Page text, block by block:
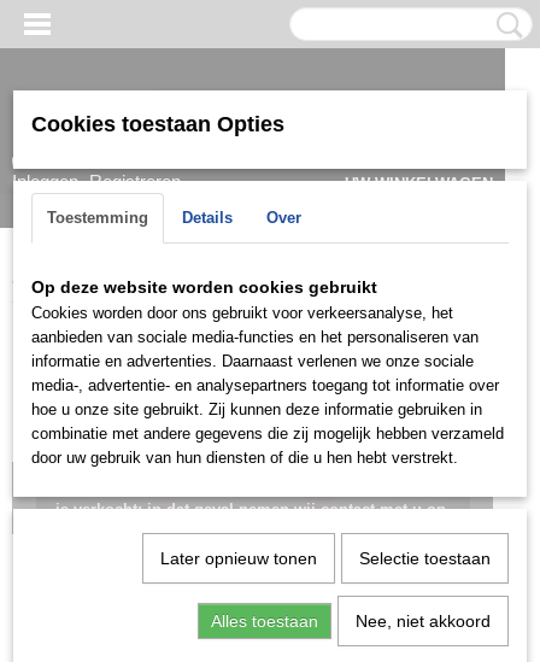
Inloggen Registreren
UW WINKELWAGEN
Home > Ketting & Collier > > Ketting Goud
is verkocht; in dat geval nemen wij contact met u op.
Cookies toestaan Opties
Toestemming Details Over
Op deze website worden cookies gebruikt
Cookies worden door ons gebruikt voor verkeersanalyse, het
aanbieden van sociale media-functies en het personaliseren van
informatie en advertenties. Daarnaast verlenen we onze sociale
media-, advertentie- en analysepartners toegang tot informatie over
hoe u onze site gebruikt. Zij kunnen deze informatie gebruiken in
combinatie met andere gegevens die zij mogelijk hebben verzameld
door uw gebruik van hun diensten of die u hen hebt verstrekt.
Later opnieuw tonen Selectie toestaan
Alles toestaan Nee, niet akkoord